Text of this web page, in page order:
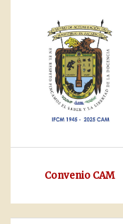
Convenio CAM